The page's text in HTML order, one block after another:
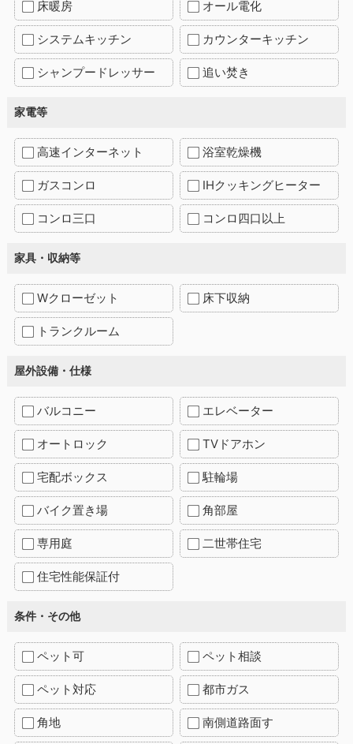
床暖房 オール電化
システムキッチン カウンターキッチン
シャンプードレッサー 追い焚き
家電等
高速インターネット 浴室乾燥機
ガスコンロ IHクッキングヒーター
コンロ三口 コンロ四口以上
家具・収納等
Wクローゼット 床下収納
トランクルーム
屋外設備・仕様
バルコニー エレベーター
オートロック TVドアホン
宅配ボックス 駐輪場
バイク置き場 角部屋
専用庭 二世帯住宅
住宅性能保証付
条件・その他
ペット可 ペット相談
ペット対応 都市ガス
角地 南側道路面す